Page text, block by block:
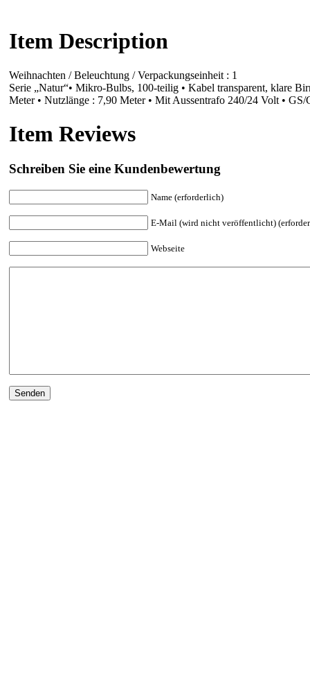
Item Description
Weihnachten / Beleuchtung / Verpackungseinheit : 1
Serie „Natur“• Mikro-Bulbs, 100-teilig • Kabel transparent, klare
Meter • Nutzlänge : 7,90 Meter • Mit Aussentrafo 240/24 Volt • GS/
Item Reviews
Schreiben Sie eine Kundenbewertung
Name (erforderlich)
E-Mail (wird nicht veröffentlicht)
Webseite